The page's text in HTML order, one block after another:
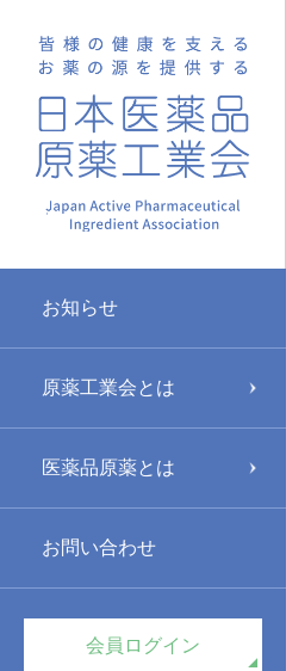
お知らせ
原薬工業会とは
医薬品原薬とは
お問い合わせ
会員ログイン